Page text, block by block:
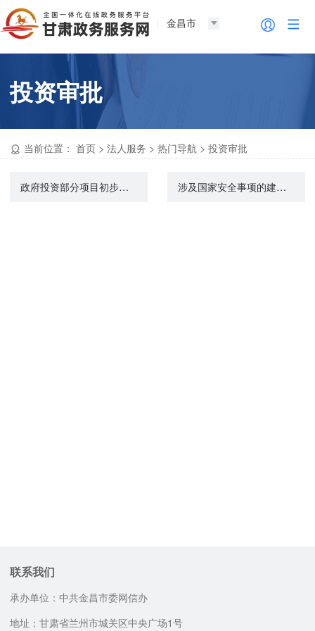
金昌市
投资审批
当前位置： 首页 >法人服务 >热门导航 >投资审批
政府投资部分项目初步设计审批 涉及国家安全事项的建设项目审批
联系我们
承办单位：中共金昌市委网信办
地址：甘肃省兰州市城关区中央广场1号